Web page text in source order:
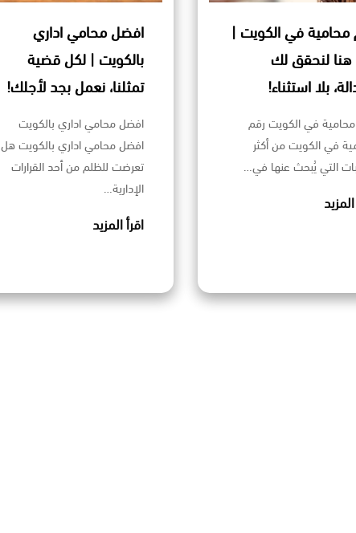
محامية في الكويت |
هنا لنحقق لك
بلا استثناء!
في الكويت رقم
في الكويت من أكثر
التي يُبحث عنها في…
افضل محامي اداري
بالكويت | لكل قضية
تمثلنا، نعمل بجد لأجلك!
افضل محامي اداري بالكويت
افضل محامي اداري بالكويت هل
تعرضت للظلم من أحد القرارات
الإدارية…
اقرأ المزيد